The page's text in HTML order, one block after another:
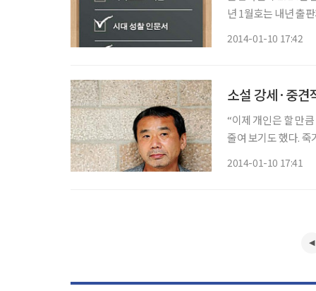
년 1월호는 내년 출
2014-01-10 17:42
소설 강세·중
“이제 개인은 할 만
줄여 보기도 했다. 죽
2014-01-10 17:41